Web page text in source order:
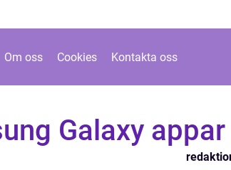
Om oss Cookies Kontakta oss
Galaxy appar